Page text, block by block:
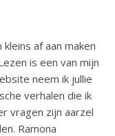
af aan maken
is een van mijn
neem ik jullie
verhalen die ik
vragen zijn aarzel
Ramona